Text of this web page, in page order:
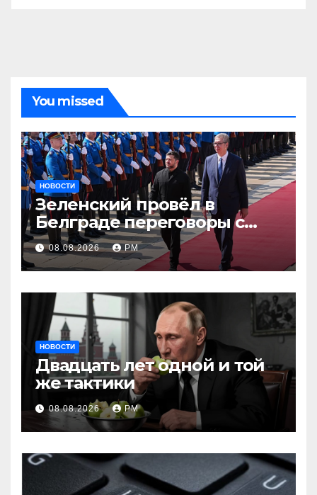
You missed
НОВОСТИ
Зеленский провёл в
Белграде переговоры с
Вучичем
08.08.2026 РМ
НОВОСТИ
Двадцать лет одной и той
же тактики
08.08.2026 РМ